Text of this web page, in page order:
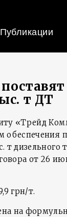
Публикации
т ДТ
«Трейд
обеспечения
дизельного
от 26
грн/т.
на